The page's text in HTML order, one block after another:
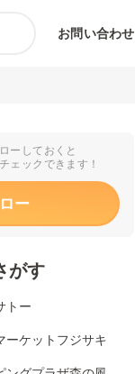
お問い合わせ
ーしておくと
ェックできます！
ー
がす
トー
ーケットフジサキ